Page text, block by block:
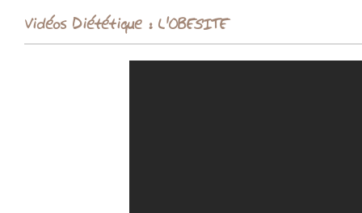
Vidéos Diététique : L'OBESITE